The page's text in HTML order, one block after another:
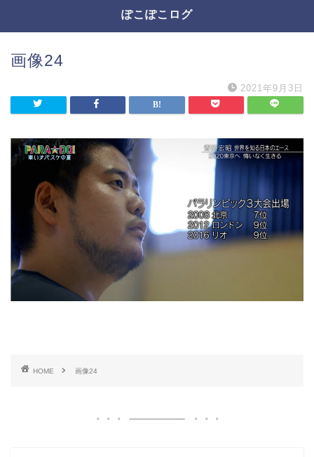
ぽこぽこログ
画像24
2021年9月3日
HOME 画像24